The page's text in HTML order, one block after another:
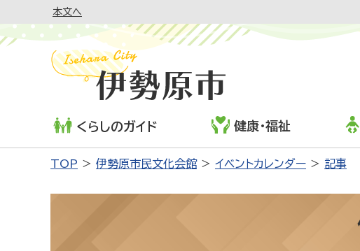
本文へ
くらしのガイド 健康・福祉
TOP 伊勢原市民文化会館 イベントカレンダー 記事